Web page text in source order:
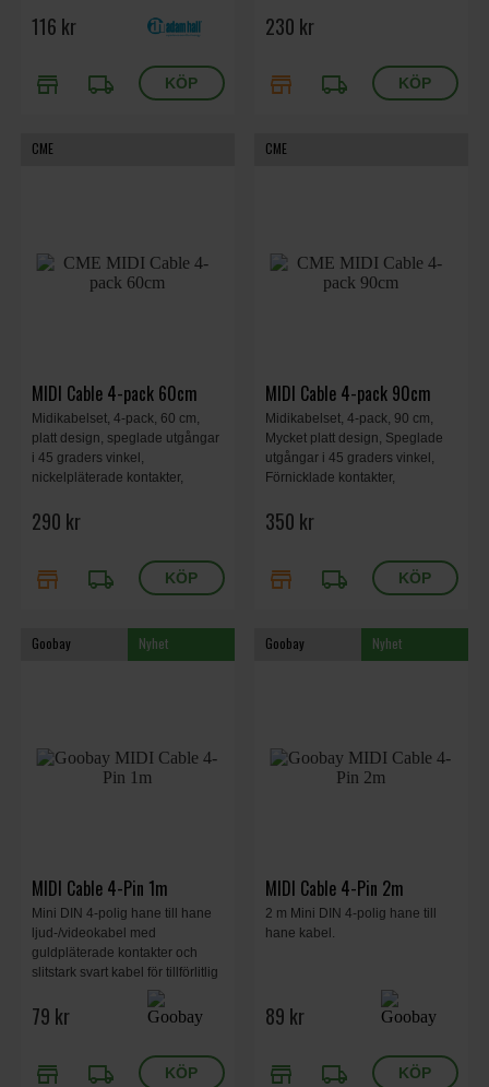
116 kr
store local_shipping
hane, 5-polig, Kabeldragning i
230 kr
store local_shipping
CME
MIDI Cable 4-pack 60cm
Midikabelset, 4-pack, 60 cm,
platt design, speglade utgångar
i 45 graders vinkel,
nickelpläterade kontakter,
hane, 5-polig, kabelförläggning i
290 kr
store local_shipping
CME
MIDI Cable 4-pack 90cm
Midikabelset, 4-pack, 90 cm,
Mycket platt design, Speglade
utgångar i 45 graders vinkel,
Förnicklade kontakter,
hane, 5-polig, Kabeldragning i
350 kr
store local_shipping
Goobay Nyhet
MIDI Cable 4-Pin 1m
Mini DIN 4-polig hane till hane
ljud-/videokabel med
guldpläterade kontakter och
slitstark svart kabel för tillförlitlig
79 kr
store local_shipping
Goobay Nyhet
MIDI Cable 4-Pin 2m
2 m Mini DIN 4-polig hane till
hane kabel.
89 kr
store local_shipping